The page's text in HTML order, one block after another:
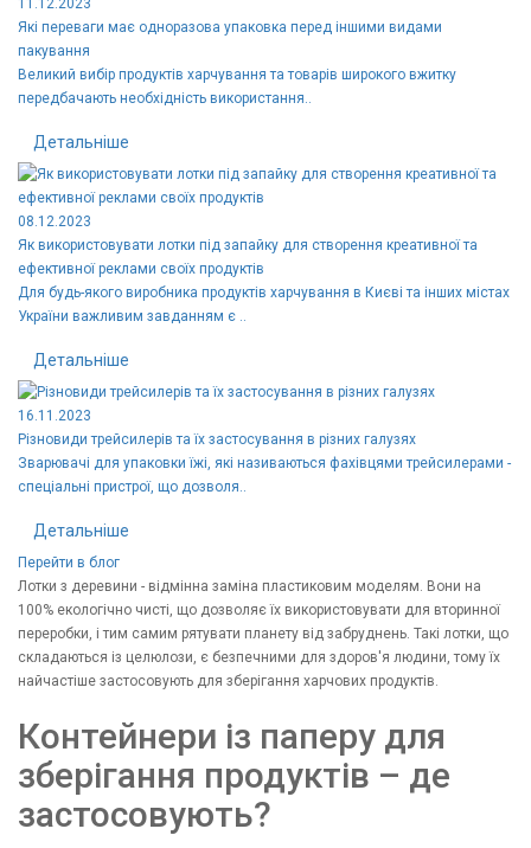
Які переваги має одноразова упаковка перед іншими видами
пакування
Великий вибір продуктів харчування та товарів широкого вжитку
передбачають необхідність використання..
Детальніше
08.12.2023
Як використовувати лотки під запайку для створення креативної та
ефективної реклами своїх продуктів
Для будь-якого виробника продуктів харчування в Києві та інших містах
України важливим завданням є ..
Детальніше
16.11.2023
Різновиди трейсилерів та їх застосування в різних галузях
Зварювачі для упаковки їжі, які називаються фахівцями трейсилерами -
спеціальні пристрої, що дозволя..
Детальніше
Перейти в блог
Лотки з деревини - відмінна заміна пластиковим моделям. Вони на
100% екологічно чисті, що дозволяє їх використовувати для вторинної
переробки, і тим самим рятувати планету від забруднень. Такі лотки, що
складаються із целюлози, є безпечними для здоров'я людини, тому їх
найчастіше застосовують для зберігання харчових продуктів.
Контейнери із паперу для
зберігання продуктів – де
застосовують?